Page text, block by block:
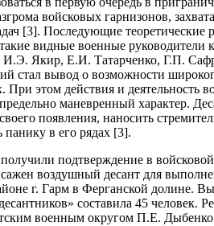
войсковых гарнизонов,
[3]. Последующие теоретические
видные военные
Якир, Е.И. Татарченко, Г.П.
стал вывод о возможности
При этом действия и
маневренный характер.
появления, наносить
панику в его рядах [3].
подтверждение в
воздушный десант для
г. Гарм в Ферганской долине.
составила 45 человек.
военным округом П.Е.